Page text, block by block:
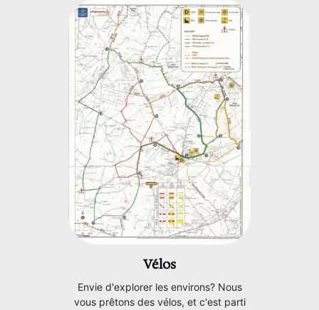
Vélos
Envie d'explorer les environs? Nous
vous prêtons des vélos, et c'est parti